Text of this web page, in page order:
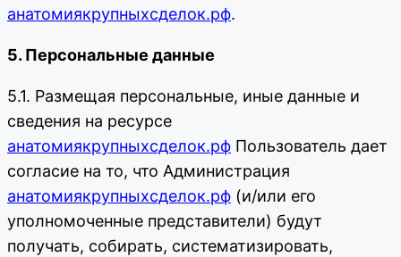
анатомиякрупныхсделок.рф.
5. Персональные данные
5.1. Размещая персональные, иные данные и
сведения на ресурсе
анатомиякрупныхсделок.рф Пользователь дает
согласие на то, что Администрация
анатомиякрупныхсделок.рф (и/или его
уполномоченные представители) будут
получать, собирать, систематизировать,